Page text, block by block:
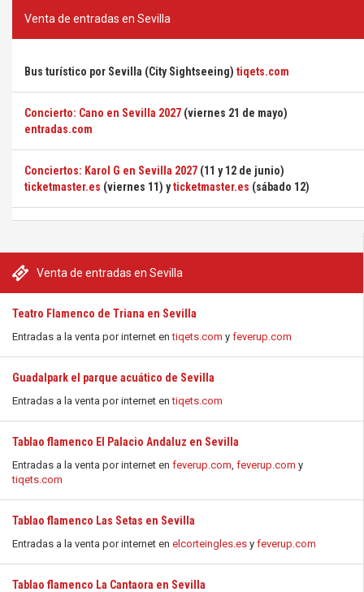
Venta de entradas en Sevilla
Teatro Flamenco de Triana en Sevilla
Entradas a la venta por internet entiqets.com y feverup.com
Guadalpark el parque acuático de Sevilla
Entradas a la venta por internet entiqets.com
Tablao flamenco El Palacio Andaluz en Sevilla
Entradas a la venta por internet en feverup.com, feverup.com y
tiqets.com
Tablao flamenco Las Setas en Sevilla
Entradas a la venta por internet en elcorteingles.es y feverup.com
Tablao flamenco La Cantaora en Sevilla
Venta de entradas en Sevilla
Bus turístico por Sevilla (City Sightseeing) tiqets.com
Concierto: Cano en Sevilla 2027 (viernes 21 de mayo)
entradas.com
Conciertos: Karol G en Sevilla 2027 (11 y 12 de junio)
ticketmaster.es (viernes 11) yticketmaster.es (sábado 12)